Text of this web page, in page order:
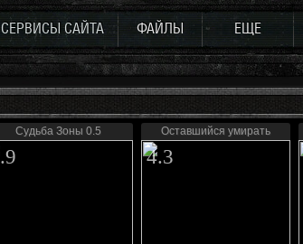
СЕРВИСЫ САЙТА ФАЙЛЫ ЕЩЕ
Судьба Зоны 0.5 Оставшийся умирать
4.3